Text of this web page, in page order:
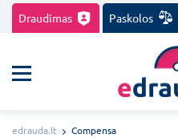
Draudimas Paskolos
edrauda.lt Compensa